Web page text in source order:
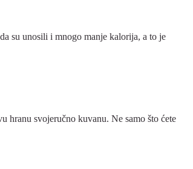
su unosili i mnogo manje kalorija, a to je
hranu svojeručno kuvanu. Ne samo što ćete